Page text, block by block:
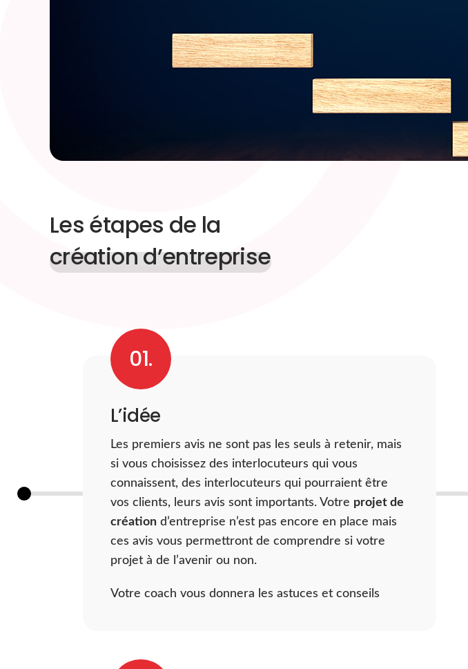
Les étapes de la
création d’entreprise
01.
L’idée
Les premiers avis ne sont pas les seuls à retenir, mais
si vous choisissez des interlocuteurs qui vous
connaissent, des interlocuteurs qui pourraient être
vos clients, leurs avis sont importants. Votre projet de
création d’entreprise n’est pas encore en place mais
ces avis vous permettront de comprendre si votre
projet à de l’avenir ou non.
Votre coach vous donnera les astuces et conseils